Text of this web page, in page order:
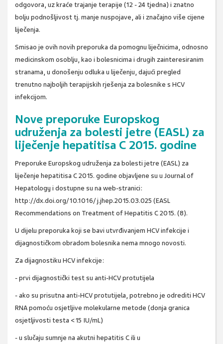
odgovora, uz kraće trajanje terapije (12 - 24 tjedna) i znatno
bolju podnošljivost tj. manje nuspojave, ali i značajno više cijene
liječenja.
Smisao je ovih novih preporuka da pomognu liječnicima, odnosno
medicinskom osoblju, kao i bolesnicima i drugih zainteresiranim
stranama, u donošenju odluka u liječenju, dajući pregled
trenutno najboljih terapijskih rješenja za bolesnike s HCV
infekcijom.
Nove preporuke Europskog
udruženja za bolesti jetre (EASL) za
liječenje hepatitisa C 2015. godine
Preporuke Europskog udruženja za bolesti jetre (EASL) za
liječenje hepatitisa C 2015. godine objavljene su u Journal of
Hepatology i dostupne su na web-stranici:
http://dx.doi.org/10.1016/ j.jhep.2015.03.025 (EASL
Recommendations on Treatment of Hepatitis C 2015. (8).
U dijelu preporuka koji se bavi utvrđivanjem HCV infekcije i
dijagnostičkom obradom bolesnika nema mnogo novosti.
Za dijagnostiku HCV infekcije:
- prvi dijagnostički test su anti-HCV protutijela
- ako su prisutna anti-HCV protutijela, potrebno je odrediti HCV
RNA pomoću osjetljive molekularne metode (donja granica
osjetljivosti testa <15 IU/mL)
- u slučaju sumnje na akutni hepatitis C ili u